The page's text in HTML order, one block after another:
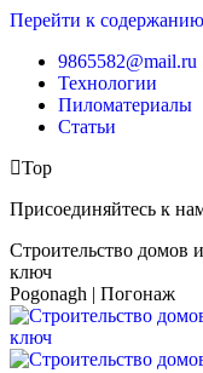
Перейти к содержанию
9865582@mail.ru
Технологии
Пиломатериалы
Статьи
Top
Присоединяйтесь к
Строительство домов
ключ
Pogonagh | Погонаж